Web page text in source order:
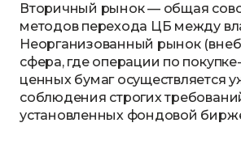
Вторичный рынок — общая
методов перехода ЦБ между
Неорганизованный рынок
сфера, где операции по
ценных бумаг осуществляется
соблюдения строгих
установленных фондовой